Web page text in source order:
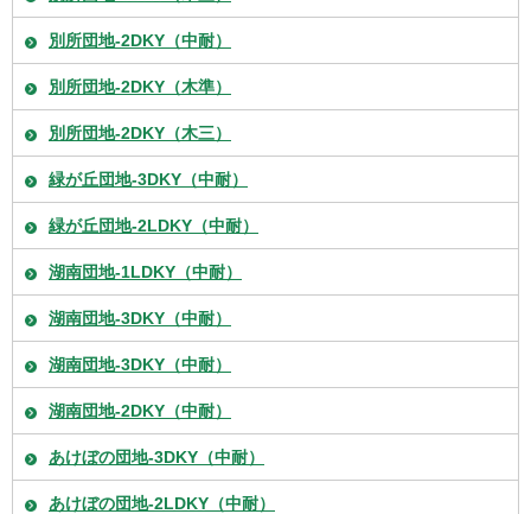
別所団地-2DKY（中耐）
別所団地-2DKY（木準）
別所団地-2DKY（木三）
緑が丘団地-3DKY（中耐）
緑が丘団地-2LDKY（中耐）
湖南団地-1LDKY（中耐）
湖南団地-3DKY（中耐）
湖南団地-3DKY（中耐）
湖南団地-2DKY（中耐）
あけぼの団地-3DKY（中耐）
あけぼの団地-2LDKY（中耐）